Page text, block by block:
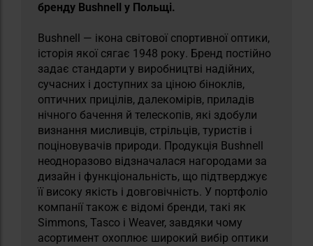
бренду Bushnell у Польщі.
Bushnell — ікона світової спортивної оптики,
історія якої сягає 1948 року. Бренд постійно
задає стандарти у виробництві надійних,
сучасних і доступних за ціною біноклів,
оптичних прицілів, далекомірів, приладів
нічного бачення й телескопів, які здобули
визнання мисливців, стрільців, туристів і
поціновувачів природи. Продукція Bushnell
неодноразово відзначалася нагородами за
дизайн і функціональність, що підтверджує
її високу якість і довговічність. У портфоліо
компанії також є відомі бренди, такі як
Simmons, Tasco і Weaver, завдяки чому
асортимент охоплює широкий вибір оптики